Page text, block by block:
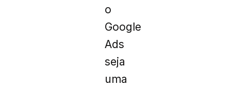
o
Google
Ads
seja
uma